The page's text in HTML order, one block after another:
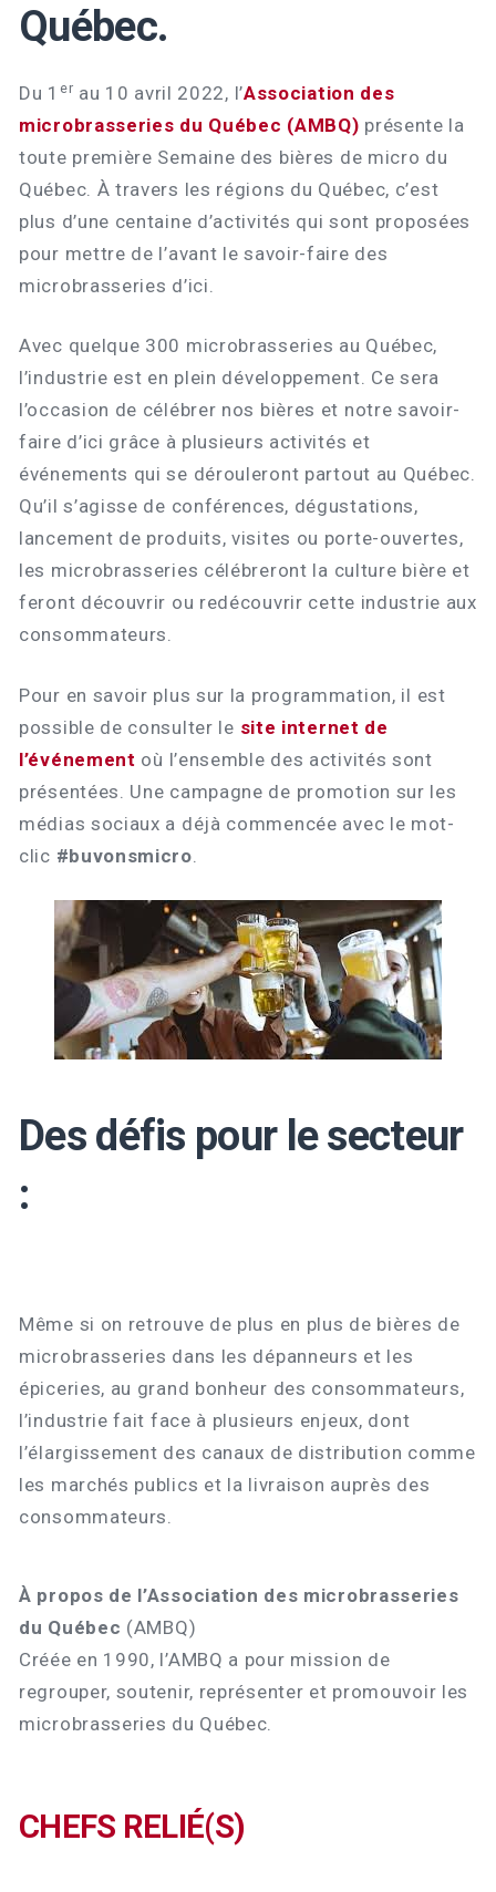
Québec.
Du 1 er au 10 avril 2022, l’Association des
microbrasseries du Québec (AMBQ) présente la
toute première Semaine des bières de micro du
Québec. À travers les régions du Québec, c’est
plus d’une centaine d’activités qui sont proposées
pour mettre de l’avant le savoir-faire des
microbrasseries d’ici.
Avec quelque 300 microbrasseries au Québec,
l’industrie est en plein développement. Ce sera
l’occasion de célébrer nos bières et notre savoir-
faire d’ici grâce à plusieurs activités et
événements qui se dérouleront partout au Québec.
Qu’il s’agisse de conférences, dégustations,
lancement de produits, visites ou porte-ouvertes,
les microbrasseries célébreront la culture bière et
feront découvrir ou redécouvrir cette industrie aux
consommateurs.
Pour en savoir plus sur la programmation, il est
possible de consulter le site internet de
l’événement où l’ensemble des activités sont
présentées. Une campagne de promotion sur les
médias sociaux a déjà commencée avec le mot-
clic #buvonsmicro
Des défis pour le secteur
:
Même si on retrouve de plus en plus de bières de
microbrasseries dans les dépanneurs et les
épiceries, au grand bonheur des consommateurs,
l’industrie fait face à plusieurs enjeux, dont
l’élargissement des canaux de distribution comme
les marchés publics et la livraison auprès des
consommateurs.
À propos de l’Association des microbrasseries
du Québec (AMBQ)
Créée en 1990, l’AMBQ a pour mission de
regrouper, soutenir, représenter et promouvoir les
microbrasseries du Québec.
CHEFS RELIÉ(S)